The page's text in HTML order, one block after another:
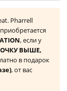
Pharrell
, если у
ВЫШЕ,
в подарок
, от вас